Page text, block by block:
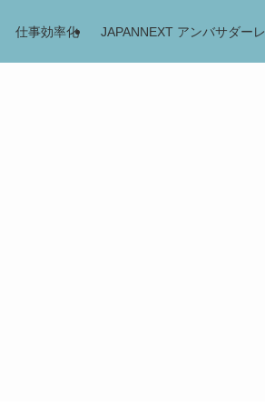
仕事効率化 JAPANNEXT アンバサダー